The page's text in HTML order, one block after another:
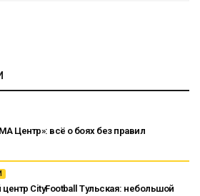
Центр»: всё о боях без правил
CityFootball Тульская: небольшой